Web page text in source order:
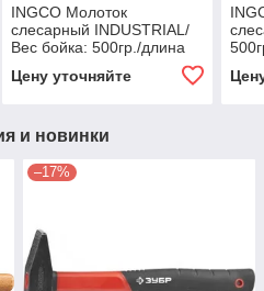
INGCO Молоток
слесарный INDUSTRIAL/
Вес бойка: 500гр./длина
рукояти: фиберглас
Цену уточняйте
и новинки
–17%